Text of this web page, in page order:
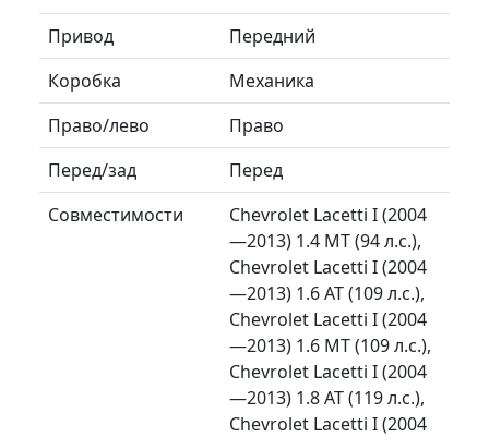
Привод
Передний
Коробка
Механика
Право/лево
Право
Перед/зад
Перед
Совместимости
Chevrolet Lacetti I (2004
—2013) 1.4 MT (94 л.с.),
Chevrolet Lacetti I (2004
—2013) 1.6 AT (109 л.с.),
Chevrolet Lacetti I (2004
—2013) 1.6 MT (109 л.с.),
Chevrolet Lacetti I (2004
—2013) 1.8 AT (119 л.с.),
Chevrolet Lacetti I (2004